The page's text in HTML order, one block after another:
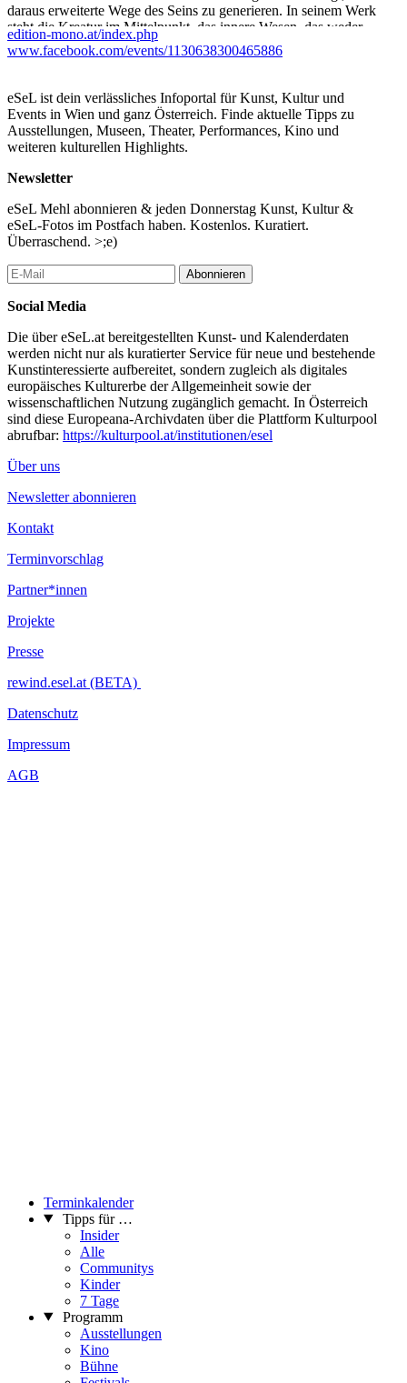
daraus erweiterte Wege des Seins zu generieren. In seinem Werk
steht die Kreatur im Mittelpunkt, das innere Wesen, das weder
Mensch noch Tier ist, sondern alles zugleich. Dementsprechend
arbeitet der bildende Künstler mit Tieren wie Regenwürmern oder
Ausdrucksverstärker. Mit dem Witz als Waffe im Kampf gegen
die Unachtsamkeit, rebelliert Mollner gegen die destruktiven,
weltzerstörenden Systeme der Gegenwart. Seine Kunst zeigt sich
an unterschiedlichen Orten, vielfach in öffentlichen Räumen.
Verschiedene Medien wie Performance, Skulptur, Fotografie,
Bild, Video und Klang werden dabei zu einem hierarchielosen
Künstler Erfahrungsräume, seine Arbeiten verweigern sich
klassischen Genrebezeichnungen. Matthias Mollner ist ein
Abenteurer, der sich in stetiger Suche nach Neuem, durch die
bebilderte Monographie gibt einen umfassenden Überblick über
das künstlerische Schaffen der letzten 12 Jahre. Neben den
Abbildungen finden sich im Buch Projektkonzepte und Texte
kunsthistorischer, philosophischer und literarischer Perspektive
interpretieren.
...Mehr lesen
edition-mono.at/index.php
www.facebook.com/events/1130638300465886
eSeL ist dein verlässliches Infoportal für Kunst, Kultur und
Events in Wien und ganz Österreich. Finde aktuelle Tipps zu
Ausstellungen, Museen, Theater, Performances, Kino und
weiteren kulturellen Highlights.
Newsletter
eSeL Mehl abonnieren & jeden Donnerstag Kunst, Kultur &
eSeL-Fotos im Postfach haben. Kostenlos. Kuratiert.
Überraschend. >;e)
Abonnieren
Social Media
Die über eSeL.at bereitgestellten Kunst- und Kalenderdaten
werden nicht nur als kuratierter Service für neue und bestehende
Kunstinteressierte aufbereitet, sondern zugleich als digitales
europäisches Kulturerbe der Allgemeinheit sowie der
wissenschaftlichen Nutzung zugänglich gemacht. In Österreich
sind diese Europeana-Archivdaten über die Plattform Kulturpool
abrufbar: https://kulturpool.at/institutionen/esel
Über uns
Newsletter abonnieren
Kontakt
Terminvorschlag
Partner*innen
Projekte
Presse
rewind.esel.at (BETA)
Datenschutz
Impressum
AGB
Terminkalender
Tipps für …
Insider
Alle
Communitys
Kinder
7 Tage
Programm
Ausstellungen
Kino
Bühne